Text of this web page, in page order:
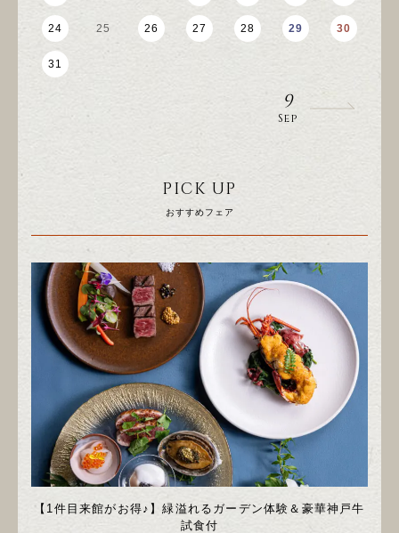
24 25 26 27 28 29 30
31
9
Sep
PICK UP
おすすめフェア
【1件目来館がお得♪】緑溢れるガーデン体験＆豪華神戸牛
試食付